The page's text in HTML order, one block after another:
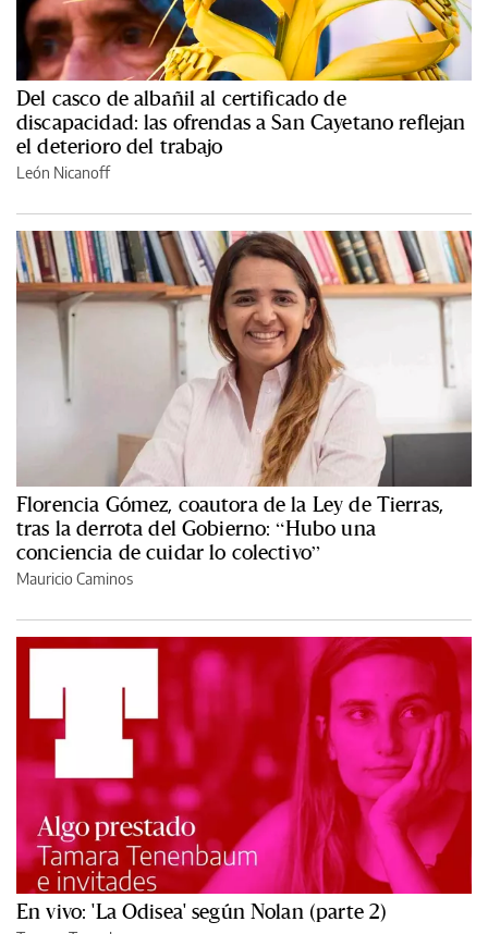
Del casco de albañil al certificado de
discapacidad: las ofrendas a San Cayetano reflejan
el deterioro del trabajo
León Nicanoff
Florencia Gómez, coautora de la Ley de Tierras,
tras la derrota del Gobierno: “Hubo una
conciencia de cuidar lo colectivo”
Mauricio Caminos
En vivo: 'La Odisea' según Nolan (parte 2)